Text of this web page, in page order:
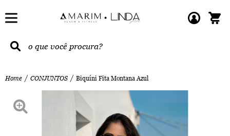
Home CONJUNTOS Biquíni Fita Montana Azul